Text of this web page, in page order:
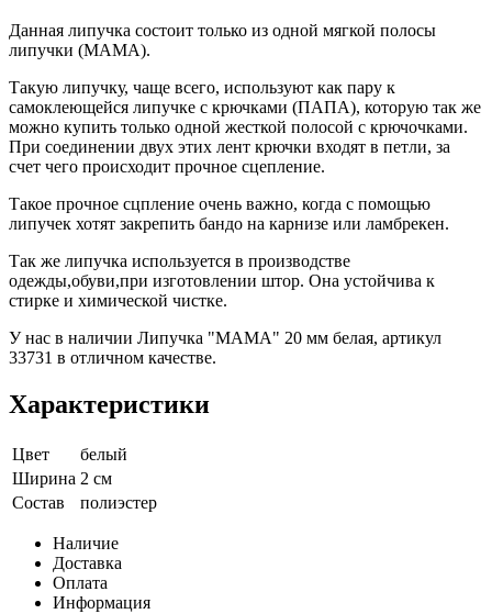
Данная липучка состоит только из одной мягкой полосы
липучки (МАМА).
Такую липучку, чаще всего, используют как пару к
самоклеющейся липучке с крючками (ПАПА), которую так же
можно купить только одной жесткой полосой с крючочками.
При соединении двух этих лент крючки входят в петли, за
счет чего происходит прочное сцепление.
Такое прочное сцпление очень важно, когда с помощью
липучек хотят закрепить бандо на карнизе или ламбрекен.
Так же липучка используется в производстве
одежды,обуви,при изготовлении штор. Она устойчива к
стирке и химической чистке.
У нас в наличии Липучка "МАМА" 20 мм белая, артикул
33731 в отличном качестве.
Характеристики
Цвет
белый
Ширина 2 см
Состав
полиэстер
Наличие
Доставка
Оплата
Информация